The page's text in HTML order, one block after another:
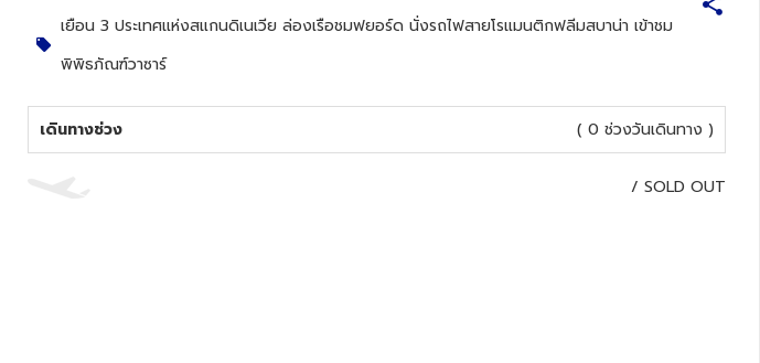
เยือน 3 ประเทศแห่งสแกนดิเนเวีย ล่องเรือชมฟยอร์ด นั่งรถไฟสายโรแมนติกฟลีมสบาน่า เข้าชม
พิพิธภัณฑ์วาซาร์
เดินทางช่วง ( 0 ช่วงวันเดินทาง )
/ SOLD OUT